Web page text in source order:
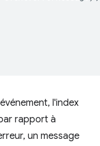
l'index
rapport à
un message